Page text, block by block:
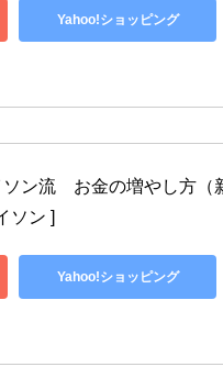
Yahoo!ショッピング
ン流　お金の増やし方（
ソン ]
Yahoo!ショッピング